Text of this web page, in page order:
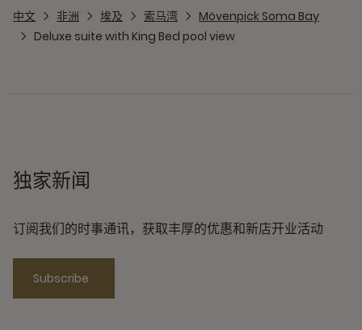
中文 非洲 埃及 索马湾
Mövenpick Soma Bay
Deluxe suite with King Bed pool view
独家新闻
订阅我们的时事通讯，获取丰厚的优惠和新店开业活动
Subscribe